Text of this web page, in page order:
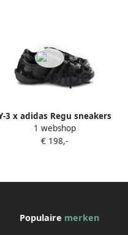
3 x adidas Regu sneakers
Zwart
1 webshop
€ 198,-
Populaire merken